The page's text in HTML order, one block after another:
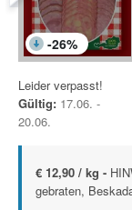
-26%
Leider verpasst!
Gültig: 17.06. -
20.06.
€ 12,90 / kg -
gebraten,